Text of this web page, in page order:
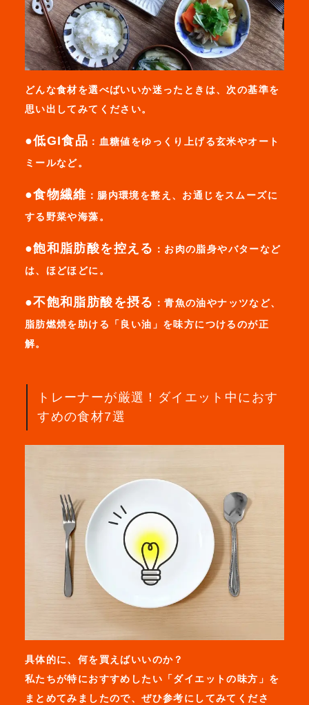
どんな食材を選べばいいか迷ったときは、次の基準を
思い出してみてください。
●低GI食品 ：血糖値をゆっくり上げる玄米やオート
ミールなど。
●食物繊維 ：腸内環境を整え、お通じをスムーズに
する野菜や海藻。
●飽和脂肪酸を控える ：お肉の脂身やバターなど
は、ほどほどに。
●不飽和脂肪酸を摂る ：青魚の油やナッツなど、
脂肪燃焼を助ける「良い油」を味方につけるのが正
解。
トレーナーが厳選！ダイエット中におす
すめの食材7選
具体的に、何を買えばいいのか？
私たちが特におすすめしたい「ダイエットの味方」を
まとめてみましたので、ぜひ参考にしてみてくださ